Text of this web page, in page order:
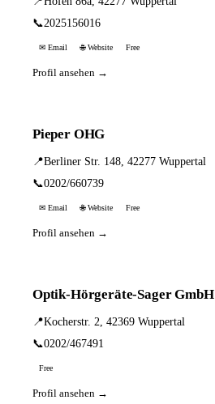
📞2025156016
✉ Email 🌐 Website Free
Profil ansehen →
Pieper OHG
📍Berliner Str. 148, 42277 Wuppertal
📞0202/660739
✉ Email 🌐 Website Free
Profil ansehen →
Optik-Hörgeräte-Sager GmbH
📍Kocherstr. 2, 42369 Wuppertal
📞0202/467491
Free
Profil ansehen →